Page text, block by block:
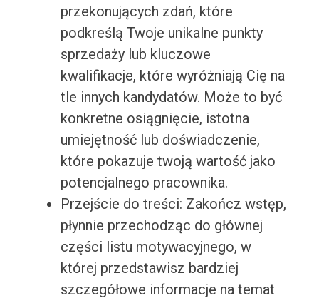
przekonujących zdań, które
podkreślą Twoje unikalne punkty
sprzedaży lub kluczowe
kwalifikacje, które wyróżniają Cię na
tle innych kandydatów. Może to być
konkretne osiągnięcie, istotna
umiejętność lub doświadczenie,
które pokazuje twoją wartość jako
potencjalnego pracownika.
Przejście do treści: Zakończ wstęp,
płynnie przechodząc do głównej
części listu motywacyjnego, w
której przedstawisz bardziej
szczegółowe informacje na temat